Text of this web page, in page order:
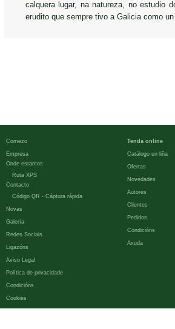
calquera lugar, na natureza, no estudio
erudito que sempre tivo a Galicia como
Comezo
Empresa
Onde estamos
Ruta XPS
Contacto
Código QR - Cáptura rápida
Novas
Galería
Redes Sociais
Ligazóns
Aviso Legal
Política de privacidade
Condicións
Cookies
Tenda online
Catálogo en liña
Ofertas
Novedades
Autores
Clientes
Pedidos
Condicións
Axuda